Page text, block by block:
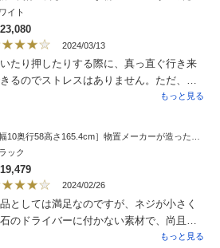
なら仕方ないところもありますが、一番目
つ場所は検品時、最も気をつけるところで
べきですよね。搬入後、無事、荷物も詰
み、キッチンがスッキリしております。
わくば、もう少しサイズが大きく、選べた
イト
2024/03/13
たり押したりする際に、真っ直ぐ行き来
るのでストレスはありません。ただ、取
はもう少し詳しく書いてあると良かったと
もっと見る
ック
2024/02/26
としては満足なのですが、ネジが小さく
のドライバーに付かない素材で、尚且つ
個もあり 組み立てに些かイライラしてし
もっと見る